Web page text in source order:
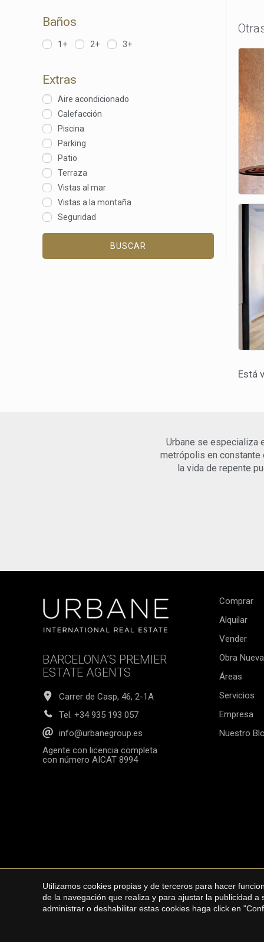
Baños
1+ 2+ 3+
Extras
Aire acondicionado
Calefacción
Piscina
Parking
Patio
Terraza
Vistas al mar
Vistas a la montaña
Seguridad
BUSCAR
Está
Urbane se especializa
metrópolis en constante
la vida de repente
BARCELONA’S PREMIER
ESTATE AGENTS
Carrer de Casp, 46, 2-1A
Tel. +34 935 193 057
info@urbanegroup.es
Agente con licencia completa
con número AICAT 8994
Comprar
Alquilar
Vender
Obra Nueva
Áreas
Servicios
Empresa
Nuestro
Copyright © 2026
Utilizamos cookies propias y de terceros para hacer
de la navegación que realiza y para ajustar la publicidad
administrar o deshabilitar estas cookies haga click en